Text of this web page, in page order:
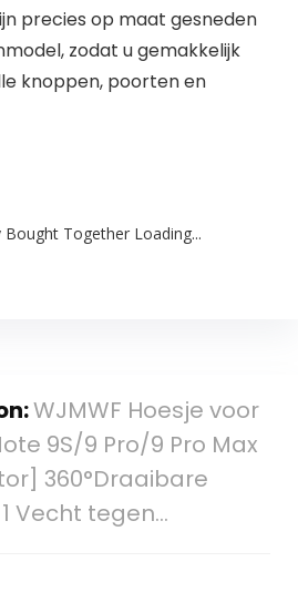
precies op maat gesneden
zodat u gemakkelijk
knoppen, poorten en
Bought Together Loading...
WJMWF Hoesje voor
9S/9 Pro/9 Pro Max
360°Draaibare
Vecht tegen…